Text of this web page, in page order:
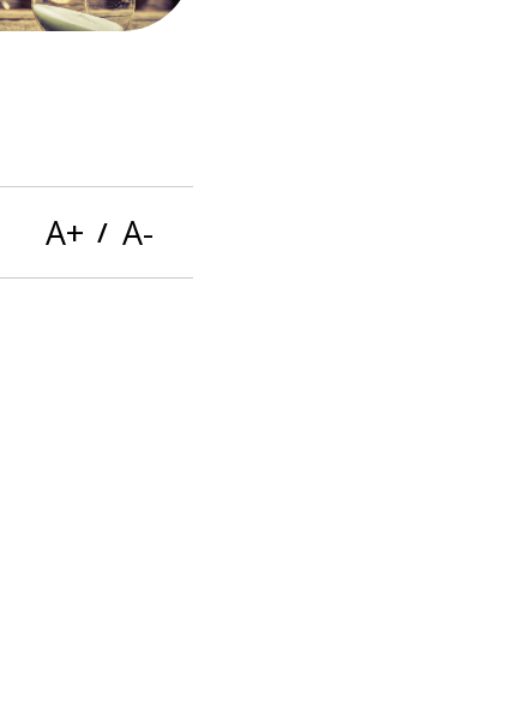
Ces boutons servent à modifier la
A+ / A-